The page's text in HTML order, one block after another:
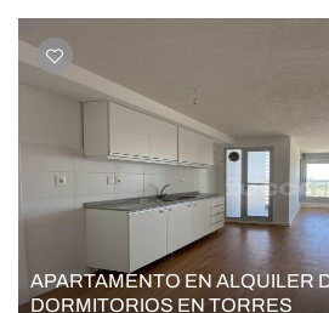
APARTAMENTO EN ALQUILER
DORMITORIOS EN TORRES